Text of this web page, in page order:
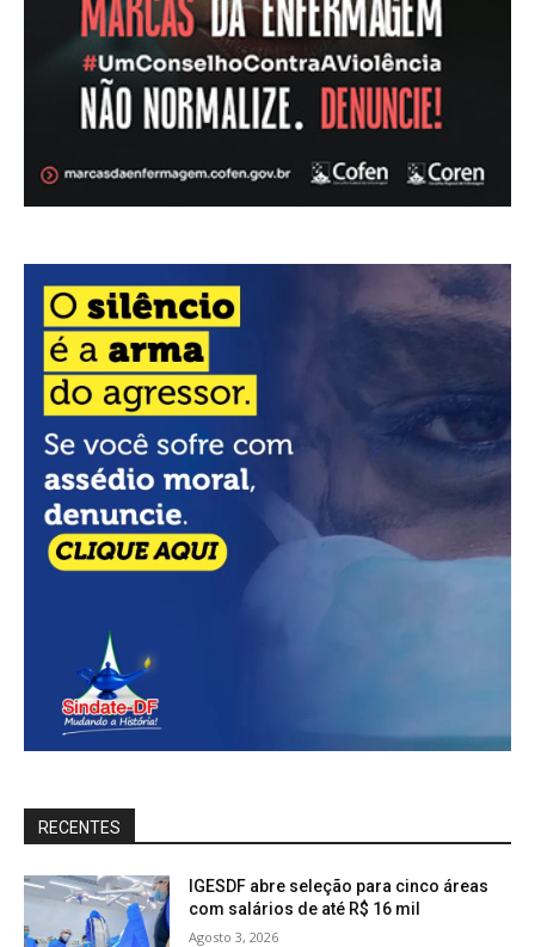
RECENTES
IGESDF abre seleção para cinco áreas
com salários de até R$ 16 mil
Agosto 3, 2026